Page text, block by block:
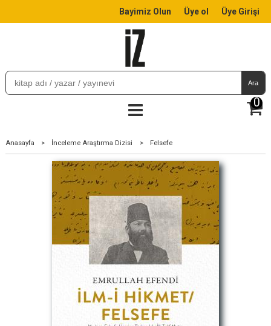
Bayimiz Olun Üye ol Üye Girişi
Ara
0
Anasayfa > İnceleme Araştırma Dizisi > Felsefe